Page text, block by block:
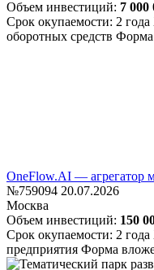
Объем инвестиций: 7 000
Срок окупаемости: 2 года
оборотных средств Форма
OneFlow.AI — агрегатор
№759094 20.07.2026
Москва
Объем инвестиций: 150
Срок окупаемости: 2 года
предприятия Форма